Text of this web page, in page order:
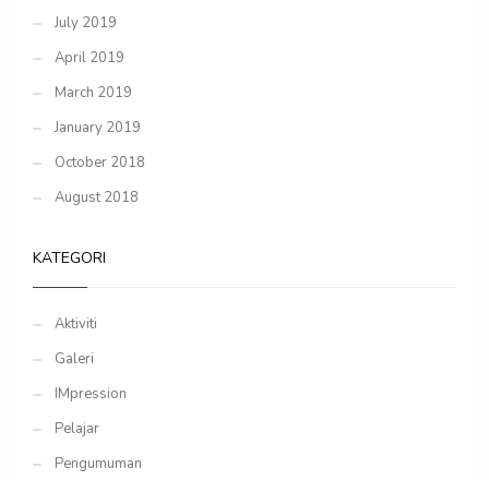
July 2019
April 2019
March 2019
January 2019
October 2018
August 2018
KATEGORI
Aktiviti
Galeri
IMpression
Pelajar
Pengumuman